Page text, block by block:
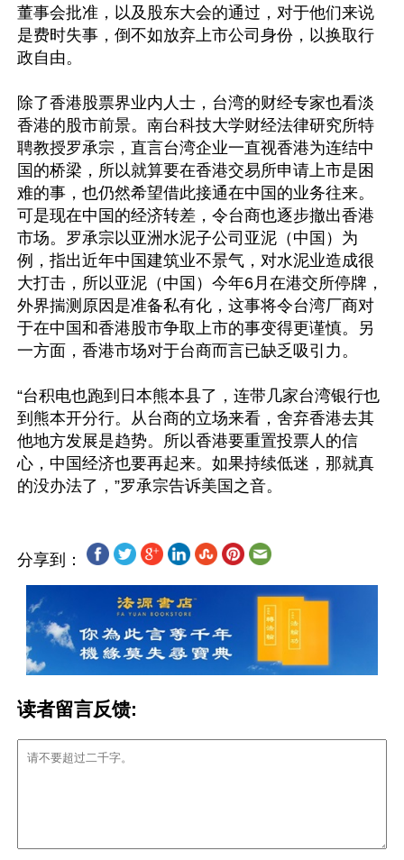
董事会批准，以及股东大会的通过，对于他们来说
是费时失事，倒不如放弃上市公司身份，以换取行
政自由。
除了香港股票界业内人士，台湾的财经专家也看淡
香港的股市前景。南台科技大学财经法律研究所特
聘教授罗承宗，直言台湾企业一直视香港为连结中
国的桥梁，所以就算要在香港交易所申请上市是困
难的事，也仍然希望借此接通在中国的业务往来。
可是现在中国的经济转差，令台商也逐步撤出香港
市场。罗承宗以亚洲水泥子公司亚泥（中国）为
例，指出近年中国建筑业不景气，对水泥业造成很
大打击，所以亚泥（中国）今年6月在港交所停牌，
外界揣测原因是准备私有化，这事将令台湾厂商对
于在中国和香港股市争取上市的事变得更谨慎。另
一方面，香港市场对于台商而言已缺乏吸引力。
“台积电也跑到日本熊本县了，连带几家台湾银行也
到熊本开分行。从台商的立场来看，舍弃香港去其
他地方发展是趋势。所以香港要重置投票人的信
心，中国经济也要再起来。如果持续低迷，那就真
分享到：
读者留言反馈: